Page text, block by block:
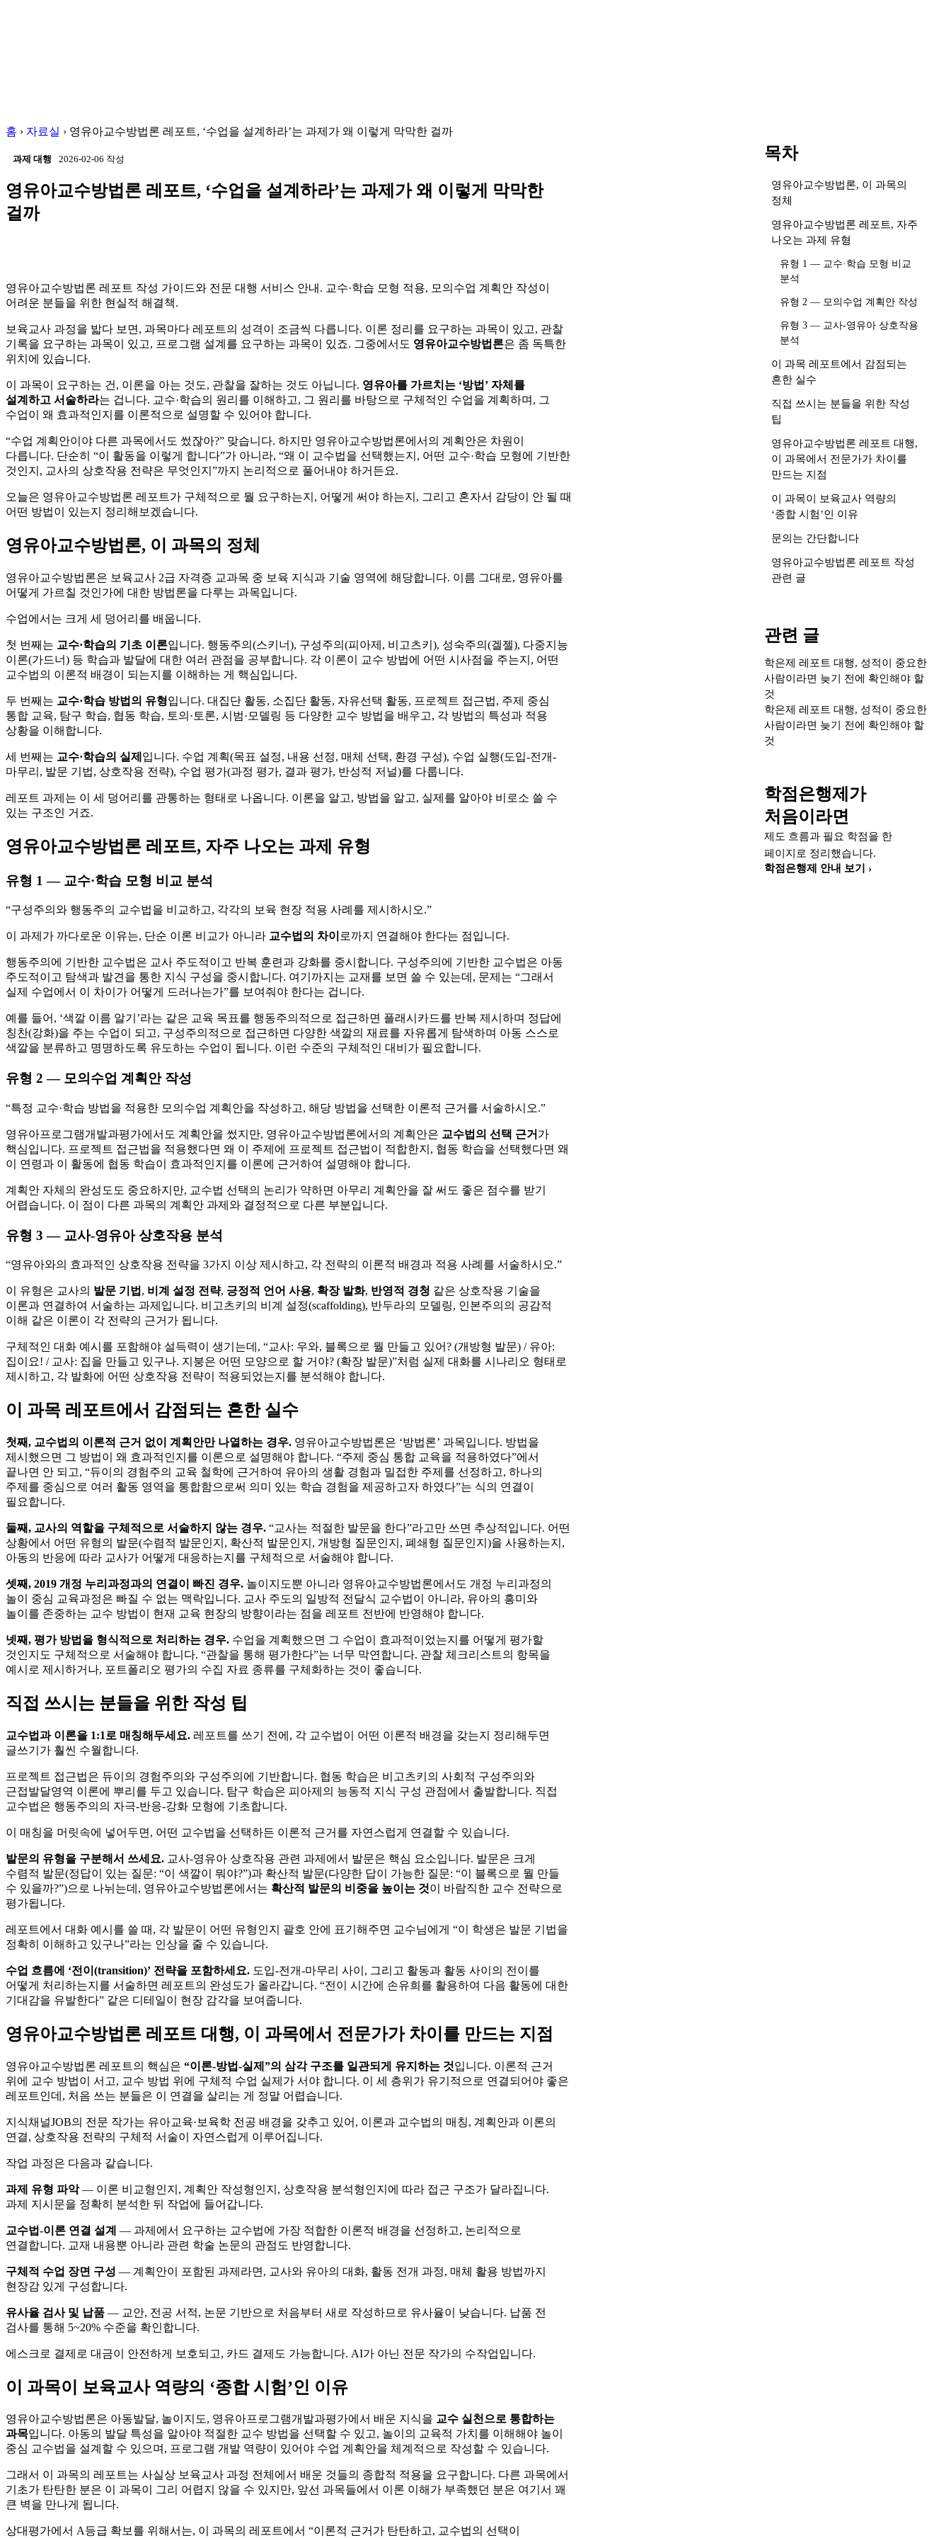
홈 › 자료실 › 영유아교수방법론 레포트, ‘수업을 설계하라’는 과제가 왜 이렇게 막막한 걸까
과제 대행 2026-02-06 작성
영유아교수방법론 레포트, ‘수업을 설계하라’는 과제가 왜 이렇게 막막한
걸까
영유아교수방법론 레포트 작성 가이드와 전문 대행 서비스 안내. 교수·학습 모형 적용, 모의수업 계획안 작성이
어려운 분들을 위한 현실적 해결책.
보육교사 과정을 밟다 보면, 과목마다 레포트의 성격이 조금씩 다릅니다. 이론 정리를 요구하는 과목이 있고, 관찰
기록을 요구하는 과목이 있고, 프로그램 설계를 요구하는 과목이 있죠. 그중에서도 영유아교수방법론은 좀 독특한
위치에 있습니다.
이 과목이 요구하는 건, 이론을 아는 것도, 관찰을 잘하는 것도 아닙니다. 영유아를 가르치는 ‘방법’ 자체를
설계하고 서술하라는 겁니다. 교수·학습의 원리를 이해하고, 그 원리를 바탕으로 구체적인 수업을 계획하며, 그
수업이 왜 효과적인지를 이론적으로 설명할 수 있어야 합니다.
“수업 계획안이야 다른 과목에서도 썼잖아?” 맞습니다. 하지만 영유아교수방법론에서의 계획안은 차원이
다릅니다. 단순히 “이 활동을 이렇게 합니다”가 아니라, “왜 이 교수법을 선택했는지, 어떤 교수·학습 모형에 기반한
것인지, 교사의 상호작용 전략은 무엇인지”까지 논리적으로 풀어내야 하거든요.
오늘은 영유아교수방법론 레포트가 구체적으로 뭘 요구하는지, 어떻게 써야 하는지, 그리고 혼자서 감당이 안 될 때
어떤 방법이 있는지 정리해보겠습니다.
영유아교수방법론, 이 과목의 정체
영유아교수방법론은 보육교사 2급 자격증 교과목 중 보육 지식과 기술 영역에 해당합니다. 이름 그대로, 영유아를
어떻게 가르칠 것인가에 대한 방법론을 다루는 과목입니다.
수업에서는 크게 세 덩어리를 배웁니다.
첫 번째는 교수·학습의 기초 이론입니다. 행동주의(스키너), 구성주의(피아제, 비고츠키), 성숙주의(겔젤), 다중지능
이론(가드너) 등 학습과 발달에 대한 여러 관점을 공부합니다. 각 이론이 교수 방법에 어떤 시사점을 주는지, 어떤
교수법의 이론적 배경이 되는지를 이해하는 게 핵심입니다.
두 번째는 교수·학습 방법의 유형입니다. 대집단 활동, 소집단 활동, 자유선택 활동, 프로젝트 접근법, 주제 중심
통합 교육, 탐구 학습, 협동 학습, 토의·토론, 시범·모델링 등 다양한 교수 방법을 배우고, 각 방법의 특성과 적용
상황을 이해합니다.
세 번째는 교수·학습의 실제 입니다. 수업 계획(목표 설정, 내용 선정, 매체 선택, 환경 구성), 수업 실행(도입-전개-
마무리, 발문 기법, 상호작용 전략), 수업 평가(과정 평가, 결과 평가, 반성적 저널)를 다룹니다.
레포트 과제는 이 세 덩어리를 관통하는 형태로 나옵니다. 이론을 알고, 방법을 알고, 실제를 알아야 비로소 쓸 수
있는 구조인 거죠.
영유아교수방법론 레포트, 자주 나오는 과제 유형
유형 1 — 교수·학습 모형 비교 분석
“구성주의와 행동주의 교수법을 비교하고, 각각의 보육 현장 적용 사례를 제시하시오.”
이 과제가 까다로운 이유는, 단순 이론 비교가 아니라 교수법의 차이 로까지 연결해야 한다는 점입니다.
행동주의에 기반한 교수법은 교사 주도적이고 반복 훈련과 강화를 중시합니다. 구성주의에 기반한 교수법은 아동
주도적이고 탐색과 발견을 통한 지식 구성을 중시합니다. 여기까지는 교재를 보면 쓸 수 있는데, 문제는 “그래서
실제 수업에서 이 차이가 어떻게 드러나는가”를 보여줘야 한다는 겁니다.
예를 들어, ‘색깔 이름 알기’라는 같은 교육 목표를 행동주의적으로 접근하면 플래시카드를 반복 제시하며 정답에
칭찬(강화)을 주는 수업이 되고, 구성주의적으로 접근하면 다양한 색깔의 재료를 자유롭게 탐색하며 아동 스스로
색깔을 분류하고 명명하도록 유도하는 수업이 됩니다. 이런 수준의 구체적인 대비가 필요합니다.
유형 2 — 모의수업 계획안 작성
“특정 교수·학습 방법을 적용한 모의수업 계획안을 작성하고, 해당 방법을 선택한 이론적 근거를 서술하시오.”
영유아프로그램개발과평가에서도 계획안을 썼지만, 영유아교수방법론에서의 계획안은 교수법의 선택 근거 가
핵심입니다. 프로젝트 접근법을 적용했다면 왜 이 주제에 프로젝트 접근법이 적합한지, 협동 학습을 선택했다면 왜
이 연령과 이 활동에 협동 학습이 효과적인지를 이론에 근거하여 설명해야 합니다.
계획안 자체의 완성도도 중요하지만, 교수법 선택의 논리가 약하면 아무리 계획안을 잘 써도 좋은 점수를 받기
어렵습니다. 이 점이 다른 과목의 계획안 과제와 결정적으로 다른 부분입니다.
유형 3 — 교사-영유아 상호작용 분석
“영유아와의 효과적인 상호작용 전략을 3가지 이상 제시하고, 각 전략의 이론적 배경과 적용 사례를 서술하시오.”
이 유형은 교사의 발문 기법 , 비계 설정 전략, 긍정적 언어 사용, 확장 발화, 반영적 경청 같은 상호작용 기술을
이론과 연결하여 서술하는 과제입니다. 비고츠키의 비계 설정(scaffolding), 반두라의 모델링, 인본주의의 공감적
이해 같은 이론이 각 전략의 근거가 됩니다.
구체적인 대화 예시를 포함해야 설득력이 생기는데, “교사: 우와, 블록으로 뭘 만들고 있어? (개방형 발문) / 유아:
집이요! / 교사: 집을 만들고 있구나. 지붕은 어떤 모양으로 할 거야? (확장 발문)”처럼 실제 대화를 시나리오 형태로
제시하고, 각 발화에 어떤 상호작용 전략이 적용되었는지를 분석해야 합니다.
이 과목 레포트에서 감점되는 흔한 실수
첫째, 교수법의 이론적 근거 없이 계획안만 나열하는 경우. 영유아교수방법론은 ‘방법론’ 과목입니다. 방법을
제시했으면 그 방법이 왜 효과적인지를 이론으로 설명해야 합니다. “주제 중심 통합 교육을 적용하였다”에서
끝나면 안 되고, “듀이의 경험주의 교육 철학에 근거하여 유아의 생활 경험과 밀접한 주제를 선정하고, 하나의
주제를 중심으로 여러 활동 영역을 통합함으로써 의미 있는 학습 경험을 제공하고자 하였다”는 식의 연결이
필요합니다.
둘째, 교사의 역할을 구체적으로 서술하지 않는 경우. “교사는 적절한 발문을 한다”라고만 쓰면 추상적입니다. 어떤
상황에서 어떤 유형의 발문(수렴적 발문인지, 확산적 발문인지, 개방형 질문인지, 폐쇄형 질문인지)을 사용하는지,
아동의 반응에 따라 교사가 어떻게 대응하는지를 구체적으로 서술해야 합니다.
셋째, 2019 개정 누리과정과의 연결이 빠진 경우. 놀이지도뿐 아니라 영유아교수방법론에서도 개정 누리과정의
놀이 중심 교육과정은 빠질 수 없는 맥락입니다. 교사 주도의 일방적 전달식 교수법이 아니라, 유아의 흥미와
놀이를 존중하는 교수 방법이 현재 교육 현장의 방향이라는 점을 레포트 전반에 반영해야 합니다.
넷째, 평가 방법을 형식적으로 처리하는 경우. 수업을 계획했으면 그 수업이 효과적이었는지를 어떻게 평가할
것인지도 구체적으로 서술해야 합니다. “관찰을 통해 평가한다”는 너무 막연합니다. 관찰 체크리스트의 항목을
예시로 제시하거나, 포트폴리오 평가의 수집 자료 종류를 구체화하는 것이 좋습니다.
직접 쓰시는 분들을 위한 작성 팁
교수법과 이론을 1:1로 매칭해두세요. 레포트를 쓰기 전에, 각 교수법이 어떤 이론적 배경을 갖는지 정리해두면
글쓰기가 훨씬 수월합니다.
프로젝트 접근법은 듀이의 경험주의와 구성주의에 기반합니다. 협동 학습은 비고츠키의 사회적 구성주의와
근접발달영역 이론에 뿌리를 두고 있습니다. 탐구 학습은 피아제의 능동적 지식 구성 관점에서 출발합니다. 직접
교수법은 행동주의의 자극-반응-강화 모형에 기초합니다.
이 매칭을 머릿속에 넣어두면, 어떤 교수법을 선택하든 이론적 근거를 자연스럽게 연결할 수 있습니다.
발문의 유형을 구분해서 쓰세요. 교사-영유아 상호작용 관련 과제에서 발문은 핵심 요소입니다. 발문은 크게
수렴적 발문(정답이 있는 질문: “이 색깔이 뭐야?”)과 확산적 발문(다양한 답이 가능한 질문: “이 블록으로 뭘 만들
수 있을까?”)으로 나뉘는데, 영유아교수방법론에서는 확산적 발문의 비중을 높이는 것이 바람직한 교수 전략으로
평가됩니다.
레포트에서 대화 예시를 쓸 때, 각 발문이 어떤 유형인지 괄호 안에 표기해주면 교수님에게 “이 학생은 발문 기법을
정확히 이해하고 있구나”라는 인상을 줄 수 있습니다.
수업 흐름에 ‘전이(transition)’ 전략을 포함하세요. 도입-전개-마무리 사이, 그리고 활동과 활동 사이의 전이를
어떻게 처리하는지를 서술하면 레포트의 완성도가 올라갑니다. “전이 시간에 손유희를 활용하여 다음 활동에 대한
기대감을 유발한다” 같은 디테일이 현장 감각을 보여줍니다.
영유아교수방법론 레포트 대행, 이 과목에서 전문가가 차이를 만드는 지점
영유아교수방법론 레포트의 핵심은 “이론-방법-실제”의 삼각 구조를 일관되게 유지하는 것입니다. 이론적 근거
위에 교수 방법이 서고, 교수 방법 위에 구체적 수업 실제가 서야 합니다. 이 세 층위가 유기적으로 연결되어야 좋은
레포트인데, 처음 쓰는 분들은 이 연결을 살리는 게 정말 어렵습니다.
지식채널JOB의 전문 작가는 유아교육·보육학 전공 배경을 갖추고 있어, 이론과 교수법의 매칭, 계획안과 이론의
연결, 상호작용 전략의 구체적 서술이 자연스럽게 이루어집니다.
작업 과정은 다음과 같습니다.
과제 유형 파악— 이론 비교형인지, 계획안 작성형인지, 상호작용 분석형인지에 따라 접근 구조가 달라집니다.
과제 지시문을 정확히 분석한 뒤 작업에 들어갑니다.
교수법-이론 연결 설계 — 과제에서 요구하는 교수법에 가장 적합한 이론적 배경을 선정하고, 논리적으로
연결합니다. 교재 내용뿐 아니라 관련 학술 논문의 관점도 반영합니다.
구체적 수업 장면 구성 — 계획안이 포함된 과제라면, 교사와 유아의 대화, 활동 전개 과정, 매체 활용 방법까지
현장감 있게 구성합니다.
유사율 검사 및 납품 — 교안, 전공 서적, 논문 기반으로 처음부터 새로 작성하므로 유사율이 낮습니다. 납품 전
검사를 통해 5~20% 수준을 확인합니다.
에스크로 결제로 대금이 안전하게 보호되고, 카드 결제도 가능합니다. AI가 아닌 전문 작가의 수작업입니다.
이 과목이 보육교사 역량의 ‘종합 시험’인 이유
영유아교수방법론은 아동발달, 놀이지도, 영유아프로그램개발과평가에서 배운 지식을 교수 실천으로 통합하는
과목입니다. 아동의 발달 특성을 알아야 적절한 교수 방법을 선택할 수 있고, 놀이의 교육적 가치를 이해해야 놀이
중심 교수법을 설계할 수 있으며, 프로그램 개발 역량이 있어야 수업 계획안을 체계적으로 작성할 수 있습니다.
그래서 이 과목의 레포트는 사실상 보육교사 과정 전체에서 배운 것들의 종합적 적용을 요구합니다. 다른 과목에서
기초가 탄탄한 분은 이 과목이 그리 어렵지 않을 수 있지만, 앞선 과목들에서 이론 이해가 부족했던 분은 여기서 꽤
큰 벽을 만나게 됩니다.
상대평가에서 A등급 확보를 위해서는, 이 과목의 레포트에서 “이론적 근거가 탄탄하고, 교수법의 선택이
목차
영유아교수방법론, 이 과목의
정체
영유아교수방법론 레포트, 자주
나오는 과제 유형
유형 1 — 교수·학습 모형 비교
분석
유형 2 — 모의수업 계획안 작성
유형 3 — 교사-영유아 상호작용
분석
이 과목 레포트에서 감점되는
흔한 실수
직접 쓰시는 분들을 위한 작성
팁
영유아교수방법론 레포트 대행,
이 과목에서 전문가가 차이를
만드는 지점
이 과목이 보육교사 역량의
‘종합 시험’인 이유
문의는 간단합니다
영유아교수방법론 레포트 작성
관련 글
관련 글
학은제 레포트 대행, 성적이 중요한
사람이라면 늦기 전에 확인해야 할
것
학은제 레포트 대행, 성적이 중요한
사람이라면 늦기 전에 확인해야 할
것
학점은행제가
처음이라면
제도 흐름과 필요 학점을 한
페이지로 정리했습니다.
학점은행제 안내 보기 ›